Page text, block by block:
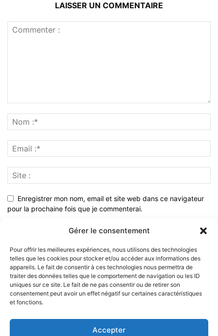
Gérer le consentement
Pour offrir les meilleures expériences, nous utilisons des technologies
telles que les cookies pour stocker et/ou accéder aux informations des
appareils. Le fait de consentir à ces technologies nous permettra de
traiter des données telles que le comportement de navigation ou les ID
uniques sur ce site. Le fait de ne pas consentir ou de retirer son
consentement peut avoir un effet négatif sur certaines caractéristiques
et fonctions.
Accepter
LAISSER UN COMMENTAIRE
Enregistrer mon nom, email et site web dans ce navigateur
pour la prochaine fois que je commenterai.
À PROPOS